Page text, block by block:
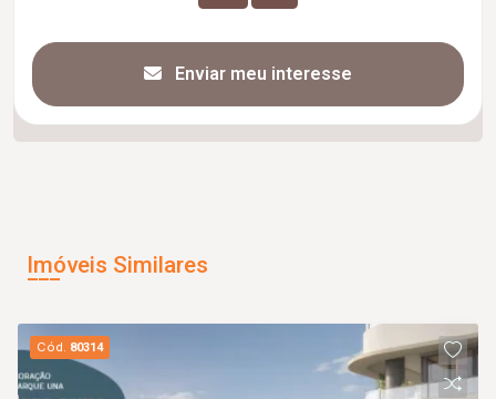
Enviar meu interesse
Imóveis Similares
Cód. 80314